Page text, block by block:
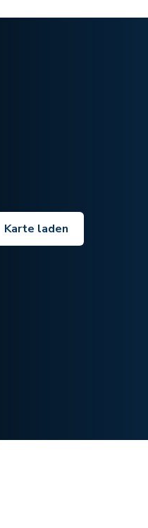
Karte laden